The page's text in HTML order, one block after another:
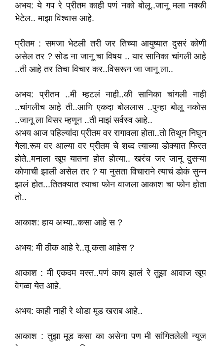
अभय: ये गप रे प्रीतम काही पणं नको बोलू..जानू मला नक्की
भेटेल.. माझा विश्वास आहे.
प्रीतम : समजा भेटली तरी जर तिच्या आयुष्यात दुसरं कोणी
असेल तर ? सोड ना जानू चा विषय .. यार सानिका चांगली आहे
..ती आहे तर तिचा विचार कर..विसरून जा जानू ला..
अभय: प्रीतम ..मी म्हटलं नाही..की सानिका चांगली नाही
..चांगलीच आहे ती..आणि एकदा बोललास ..पुन्हा बोलू नकोस
..जानू ला विसर म्हणून ..ती माझं सर्वस्व आहे..
अभय आज पहिल्यांदा प्रीतम वर रागावला होता..तो तिथून निघून
गेला.रूम वर आल्या वर प्रीतम चे शब्द त्याच्या डोक्यात फिरत
होते..मनाला खूप यातना होत होत्या.. खरंच जर जानू दुसऱ्या
कोणाची झाली असेल तर ? या नुसता विचाराने त्याचं डोकं सुन्न
झालं होत...तितक्यात त्याचा फोन वाजला आकाश चा फोन होता
तो..
आकाश: हाय अभ्या..कसा आहे स ?
अभय: मी ठीक आहे रे..तू कसा आहेस ?
आकाश : मी एकदम मस्त..पणं काय झालं रे तुझा आवाज खूप
वेगळा येत आहे.
अभय: काही नाही रे थोडा मूड खराब आहे..
आकाश : तुझा मूड कसा का असेना पण मी सांगितलेली न्यूज